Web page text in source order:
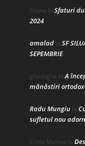
Doina la Sfaturi
2024
amalad la SF
SEPEMBRIE
gheorghe laA
mănăstiri
Radu Mungiu la
sufletul nou
Crina Marina la